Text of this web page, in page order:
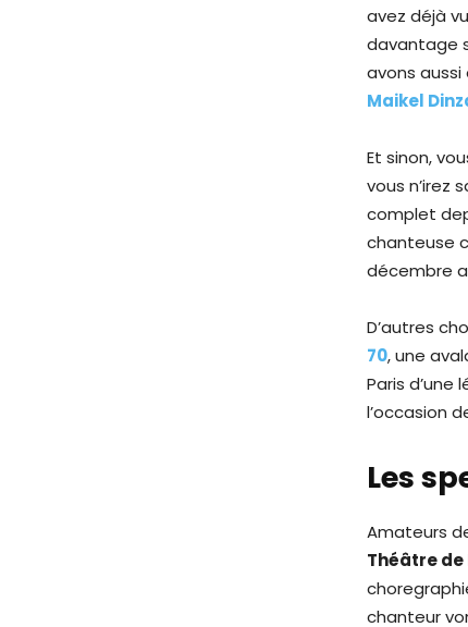
avez déjà
davantage
avons
Maikel
Et sinon,
vous n’irez
complet
chanteuse
décembre
D’autres
70, une
Paris d’une
l’occasion
Les
Amateurs
Théâtre de
chanteur